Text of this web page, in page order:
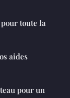
toute la
aides
pour un